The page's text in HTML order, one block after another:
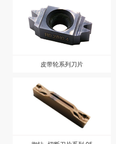
皮带轮系列刀片